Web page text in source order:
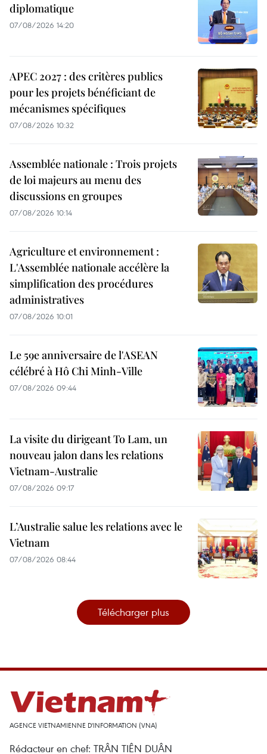
diplomatique
07/08/2026 14:20
APEC 2027 : des critères publics
pour les projets bénéficiant de
mécanismes spécifiques
07/08/2026 10:32
Assemblée nationale : Trois projets
de loi majeurs au menu des
discussions en groupes
07/08/2026 10:14
Agriculture et environnement :
L'Assemblée nationale accélère la
simplification des procédures
administratives
07/08/2026 10:01
Le 59e anniversaire de l'ASEAN
célébré à Hô Chi Minh-Ville
07/08/2026 09:44
La visite du dirigeant To Lam, un
nouveau jalon dans les relations
Vietnam-Australie
07/08/2026 09:17
L’Australie salue les relations avec le
Vietnam
07/08/2026 08:44
Télécharger plus
AGENCE VIETNAMIENNE D'INFORMATION (VNA)
Rédacteur en chef: TRÂN TIÊN DUÂN